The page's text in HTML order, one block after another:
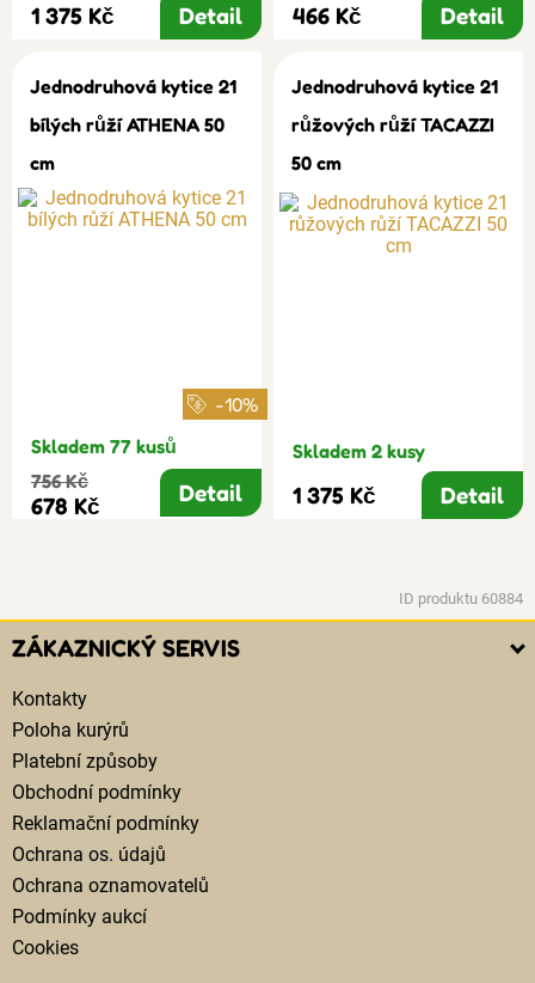
1 375 Kč Detail 466 Kč Detail
Jednodruhová kytice 21
bílých růží ATHENA 50
cm
-10%
Skladem 77 kusů
756 Kč
678 Kč Detail
Jednodruhová kytice 21
růžových růží TACAZZI
50 cm
Skladem 2 kusy
1 375 Kč Detail
ID produktu 60884
ZÁKAZNICKÝ SERVIS
Kontakty
Poloha kurýrů
Platební způsoby
Obchodní podmínky
Reklamační podmínky
Ochrana os. údajů
Ochrana oznamovatelů
Podmínky aukcí
Cookies